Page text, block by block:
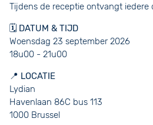
Tijdens de receptie ontvangt
🗓️ DATUM & TIJD
Woensdag 23 september 2026
18u00 - 21u00
📍 LOCATIE
Lydian
Havenlaan 86C bus 113
1000 Brussel